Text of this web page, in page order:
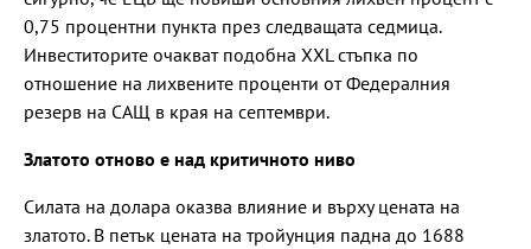
0,75 процентни пункта през следващата седмица.
Инвеститорите очакват подобна XXL стъпка по
отношение на лихвените проценти от Федералния
резерв на САЩ в края на септември.
Златото отново е над критичното ниво
Силата на долара оказва влияние и върху цената на
златото. В петък цената на тройунция падна до 1688